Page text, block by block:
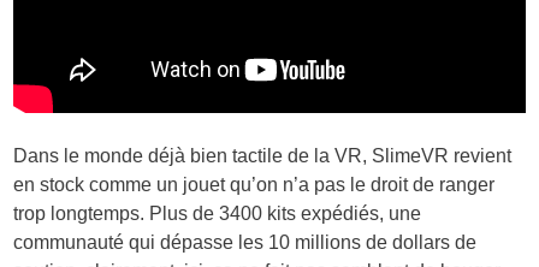
Dans le monde déjà bien tactile de la VR, SlimeVR revient
en stock comme un jouet qu’on n’a pas le droit de ranger
trop longtemps. Plus de 3400 kits expédiés, une
communauté qui dépasse les 10 millions de dollars de